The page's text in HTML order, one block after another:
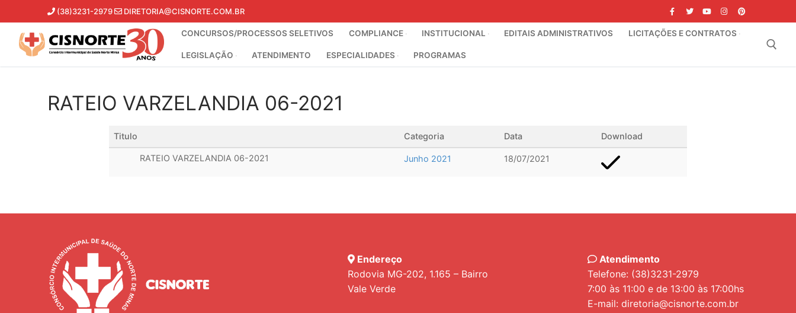
para
conteúdo
(38)3231-2979 DIRETORIA@CISNORTE.COM.BR
CONCURSOS/PROCESSOS SELETIVOS COMPLIANCE INSTITUCIONAL EDITAIS ADMINISTRATIVOS LICITAÇÕES E CONTRATOS
LEGISLAÇÃO ATENDIMENTO ESPECIALIDADES PROGRAMAS
RATEIO VARZELANDIA 06-2021
Titulo Categoria Data Download
RATEIO VARZELANDIA 06-2021 Junho 2021 18/07/2021
Endereço
Rodovia MG-202, 1.165 – Bairro
Vale Verde
Atendimento
Telefone: (38)3231-2979
7:00 às 11:00 e de 13:00 às 17:00hs
E-mail: diretoria@cisnorte.com.br